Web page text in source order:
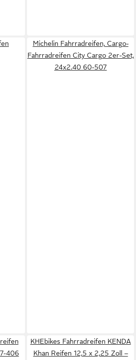
Michelin Fahrradreifen, Cargo-
Fahrradreifen City Cargo 2er-Set,
24x2.40 60-507
406
KHEbikes Fahrradreifen KENDA
Khan Reifen 12,5 x 2,25 Zoll –